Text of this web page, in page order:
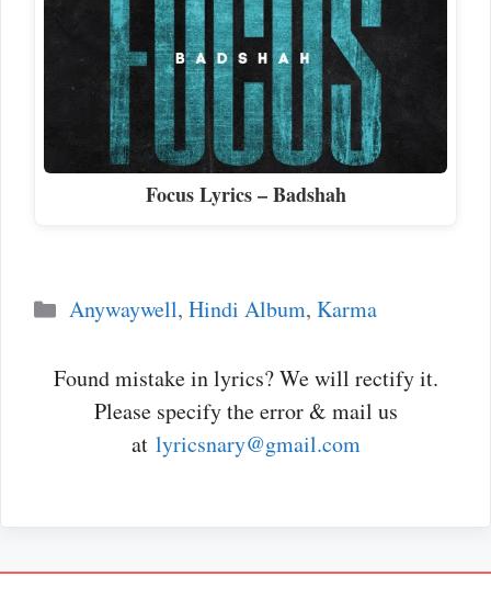
Focus Lyrics – Badshah
Categories
Anywaywell, Hindi Album, Karma
Found mistake in lyrics? We will rectify it.
Please specify the error & mail us
at lyricsnary@gmail.com